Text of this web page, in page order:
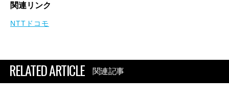
関連リンク
NTTドコモ
RELATED ARTICLE 関連記事